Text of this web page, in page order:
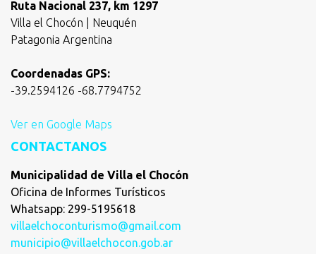
Ruta Nacional 237, km 1297
Villa el Chocón | Neuquén
Patagonia Argentina
Coordenadas GPS:
-39.2594126 -68.7794752
Ver en Google Maps
CONTACTANOS
Municipalidad de Villa el Chocón
Oficina de Informes Turísticos
Whatsapp: 299-5195618
villaelchoconturismo@gmail.com
municipio@villaelchocon.gob.ar